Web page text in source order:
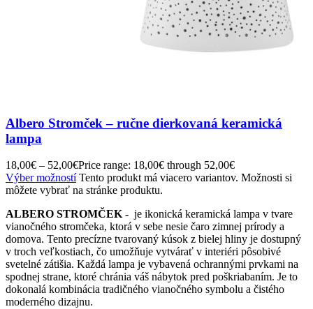
Albero Stromček – ručne dierkovaná keramická
lampa
18,00€ – 52,00€Price range: 18,00€ through 52,00€
Výber možnostíTento produkt má viacero variantov. Možnosti si
môžete vybrať na stránke produktu.
ALBERO STROMČEK - je ikonická keramická lampa v tvare
vianočného stromčeka, ktorá v sebe nesie čaro zimnej prírody a
domova. Tento precízne tvarovaný kúsok z bielej hliny je dostupný
v troch veľkostiach, čo umožňuje vytvárať v interiéri pôsobivé
svetelné zátišia. Každá lampa je vybavená ochrannými prvkami na
spodnej strane, ktoré chránia váš nábytok pred poškriabaním. Je to
dokonalá kombinácia tradičného vianočného symbolu a čistého
moderného dizajnu.